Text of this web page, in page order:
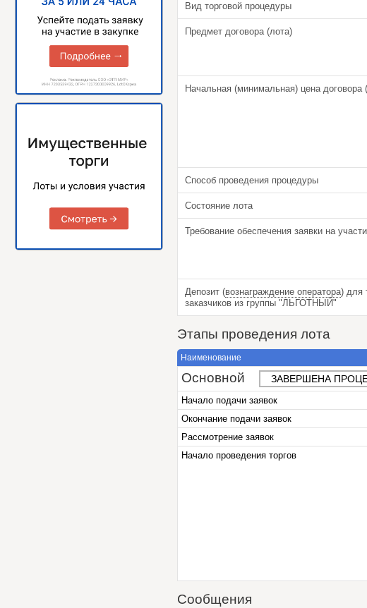
Вид торговой процедуры
Предмет договора (лота)
Начальная (минимальная) цена договора
Способ проведения процедуры
Состояние лота
Требование обеспечения заявки на
Депозит (вознаграждение оператора) для
заказчиков из группы "ЛЬГОТНЫЙ"
Этапы проведения лота
Наименование
Основной ЗАВЕРШЕНА
Начало подачи заявок
Окончание подачи заявок
Рассмотрение заявок
Начало проведения торгов
Сообщения